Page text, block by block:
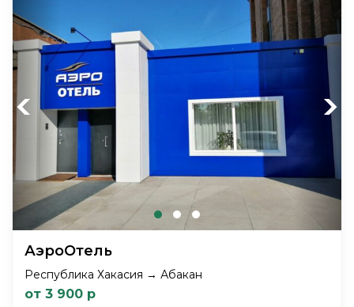
Previous Next
АэроОтель
Республика Хакасия → Абакан
от 3 900 р